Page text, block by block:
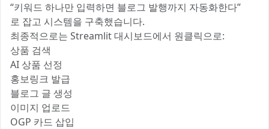
“키워드 하나만 입력하면 블로그 발행까지 자동화한다”
로 잡고 시스템을 구축했습니다.
최종적으로는 Streamlit 대시보드에서 원클릭으로:
상품 검색
AI 상품 선정
홍보링크 발급
블로그 글 생성
이미지 업로드
OGP 카드 삽입